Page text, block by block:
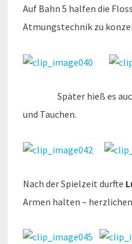
Auf Bahn 5 halfen die
Atmungstechnik zu
Später hieß es auch
und Tauchen.
Nach der Spielzeit durfte
Armen halten –